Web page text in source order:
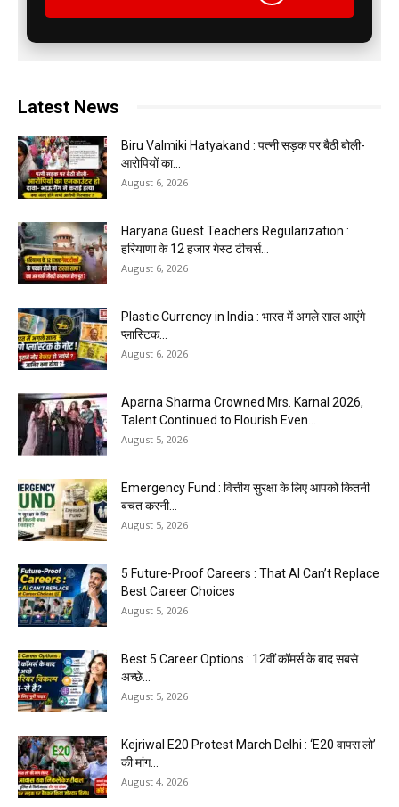
Latest News
Biru Valmiki Hatyakand : पत्नी सड़क पर बैठी बोली-
आरोपियों का...
August 6, 2026
Haryana Guest Teachers Regularization :
हरियाणा के 12 हजार गेस्ट टीचर्स...
August 6, 2026
Plastic Currency in India : भारत में अगले साल आएंगे
प्लास्टिक...
August 6, 2026
Aparna Sharma Crowned Mrs. Karnal 2026,
Talent Continued to Flourish Even...
August 5, 2026
Emergency Fund : वित्तीय सुरक्षा के लिए आपको कितनी
बचत करनी...
August 5, 2026
5 Future-Proof Careers : That AI Can’t Replace
Best Career Choices
August 5, 2026
Best 5 Career Options : 12वीं कॉमर्स के बाद सबसे
अच्छे...
August 5, 2026
Kejriwal E20 Protest March Delhi : ‘E20 वापस लो’
की मांग...
August 4, 2026